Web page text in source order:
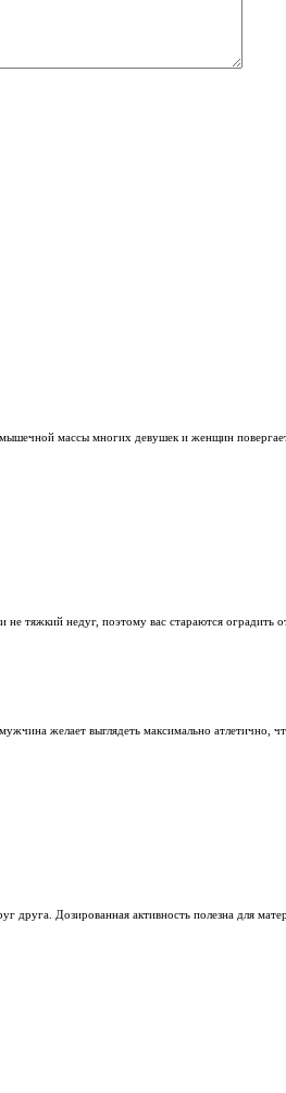
массы многих девушек и женщин
тяжкий недуг, поэтому вас стараются оградить
желает выглядеть максимально атлетично,
друга. Дозированная активность полезна для